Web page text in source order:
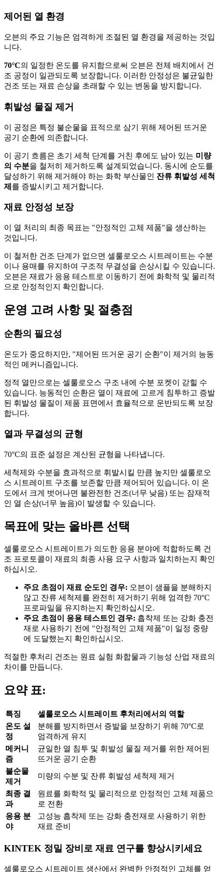
제어된 열 환경
오븐의 주요 기능은 엄격하게 조절된 열 환경을 제공하는 것입
니다.
70°C의 일정한 온도를 유지함으로써 오븐은 전체 배치에서 건
조 공정이 일관되도록 보장합니다. 이러한 안정성은 불균일한
건조 또는 재료 손상을 초래할 수 있는 변동을 방지합니다.
휘발성 물질 제거
이 공정은 특정 불순물을 표적으로 삼기 위해 제어된 뜨거운
공기 순환에 의존합니다.
이 공기 흐름은 초기 세척 단계를 거친 후에도 남아 있는 미량
의 수분을 철저히 제거하도록 설계되었습니다. 동시에 순도를
달성하기 위해 제거해야 하는 화학 부산물인 잔류 휘발성 세척
제 를 증발시키고 제거합니다.
재료 안정성 보장
이 열 처리의 최종 목표는 "안정적인 고체 제품"을 생산하는
것입니다.
이 철저한 건조 단계가 없으면 셀룰로오스 시트레이트는 수분
이나 용매를 유지하여 구조적 무결성을 손상시킬 수 있습니다.
오븐은 재료가 응용 테스트로 이동하기 전에 화학적 및 물리적
으로 안정적인지 확인합니다.
운영 고려 사항 및 절충점
순환의 필요성
온도가 중요하지만, "제어된 뜨거운 공기 순환"이 제거의 능동
적인 메커니즘입니다.
정적 열만으로는 셀룰로오스 구조 내에 수분 포켓이 갇힐 수
있습니다. 능동적인 순환은 열이 재료에 고르게 침투하고 증발
된 휘발성 물질이 제품 표면에서 효율적으로 운반되도록 보장
합니다.
열과 무결성의 균형
70°C의 표준 설정은 계산된 균형을 나타냅니다.
세척제와 수분을 효과적으로 휘발시킬 만큼 높지만 셀룰로오
스 시트레이트 구조를 보존할 만큼 제어되어 있습니다. 이 온
도에서 크게 벗어나면 불완전한 건조(너무 낮음) 또는 잠재적
인 열 손상(너무 높음)이 발생할 수 있습니다.
목표에 맞는 올바른 선택
셀룰로오스 시트레이트가 의도한 응용 분야에 적합하도록 건
조 프로토콜이 재료의 최종 사용 요구 사항과 일치하는지 확인
하십시오.
주요 초점이 재료 순도인 경우: 오븐이 샘플을 분해하지
않고 잔류 세척제를 완전히 제거하기 위해 엄격한 70°C
프로파일을 유지하는지 확인하십시오.
주요 초점이 응용 테스트인 경우: 흡착제 또는 강화 충전
재로 사용하기 전에 "안정적인 고체 제품"이 일정 중량
에 도달했는지 확인하십시오.
적절한 후처리 건조는 원료 실험 화합물과 기능성 산업 재료의
차이를 만듭니다.
요약 표:
특징
셀룰로오스 시트레이트 후처리에서의 역할
온도 설
정
분해를 방지하면서 증발을 보장하기 위해 70°C로
엄격하게 유지
메커니
즘
균일한 열 침투 및 휘발성 물질 제거를 위한 제어된
뜨거운 공기 순환
불순물
제거
미량의 수분 및 잔류 휘발성 세척제 제거
최종 결
과
원료를 화학적 및 물리적으로 안정적인 고체 제품으
로 전환
응용 분
야
고성능 흡착제 또는 강화 충전재로 사용하기 위한
재료 준비
KINTEK 정밀 장비로 재료 연구를 향상시키세요
셀룰로오스 시트레이트 생산에서 완벽한 안정적인 고체를 얻